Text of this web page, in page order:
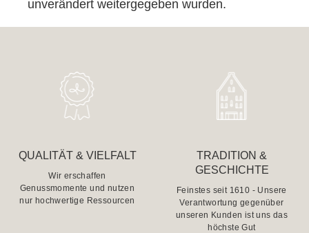
unverändert weitergegeben wurden.
QUALITÄT & VIELFALT
Wir erschaffen
Genussmomente und nutzen
nur hochwertige Ressourcen
TRADITION &
GESCHICHTE
Feinstes seit 1610 - Unsere
Verantwortung gegenüber
unseren Kunden ist uns das
höchste Gut